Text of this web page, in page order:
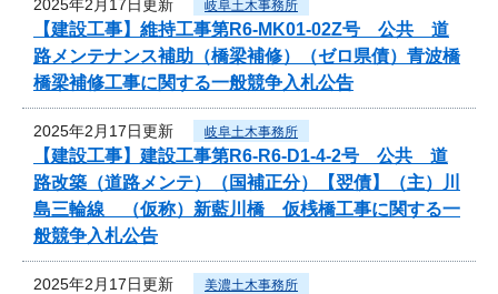
2025年2月17日更新 岐阜土木事務所
【建設工事】維持工事第R6-MK01-02Z号 公共 道
路メンテナンス補助（橋梁補修）（ゼロ県債）青波橋
橋梁補修工事に関する一般競争入札公告
2025年2月17日更新 岐阜土木事務所
【建設工事】建設工事第R6-R6-D1-4-2号 公共 道
路改築（道路メンテ）（国補正分）【翌債】（主）川
島三輪線 （仮称）新藍川橋 仮桟橋工事に関する一
般競争入札公告
2025年2月17日更新 美濃土木事務所